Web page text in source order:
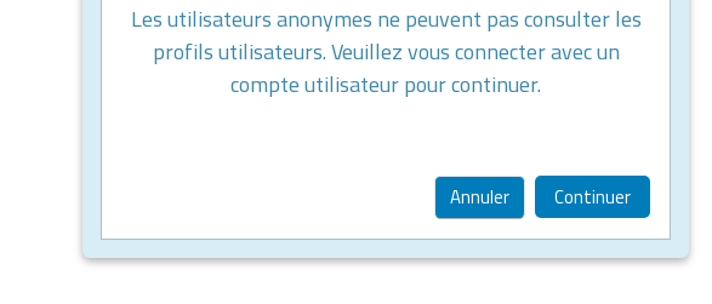
Les utilisateurs anonymes ne peuvent pas consulter les
profils utilisateurs. Veuillez vous connecter avec un
compte utilisateur pour continuer.
Annuler Continuer